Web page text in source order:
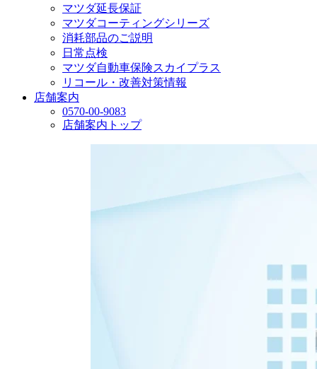
マツダ延長保証
マツダコーティングシリーズ
消耗部品のご説明
日常点検
マツダ自動車保険スカイプラス
リコール・改善対策情報
店舗案内
0570-00-9083
店舗案内トップ